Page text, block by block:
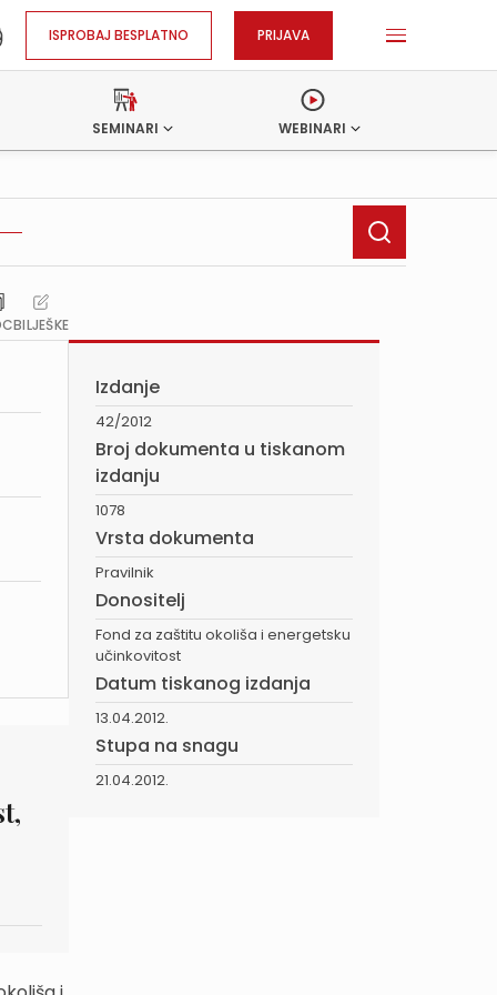
ISPROBAJ BESPLATNO PRIJAVA
SEMINARI WEBINARI
BILJEŠKE
Izdanje
42/2012
Broj dokumenta u tiskanom
izdanju
1078
Vrsta dokumenta
Pravilnik
Donositelj
Fond za zaštitu okoliša i energetsku
učinkovitost
Datum tiskanog izdanja
13.04.2012.
Stupa na snagu
21.04.2012.